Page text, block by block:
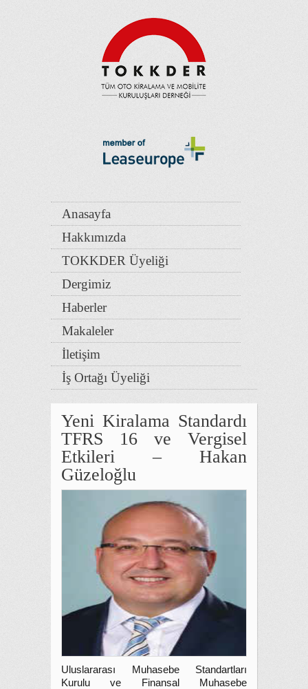
Anasayfa
Hakkımızda
TOKKDER Üyeliği
Dergimiz
Haberler
Makaleler
İletişim
İş Ortağı Üyeliği
Yeni Kiralama Standardı
TFRS 16 ve Vergisel
Etkileri – Hakan
Güzeloğlu
Uluslararası Muhasebe Standartları
Kurulu ve Finansal Muhasebe